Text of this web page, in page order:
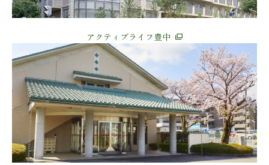
アクティブライフ豊中